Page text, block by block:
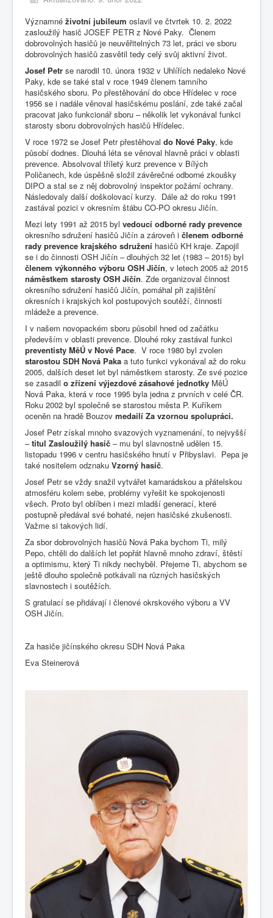
Významné životní jubileum oslavil ve čtvrtek 10. 2. 2022
zasloužilý hasič JOSEF PETR z Nové Paky. Členem
dobrovolných hasičů je neuvěřitelných 73 let, práci ve sboru
dobrovolných hasičů zasvětil tedy celý svůj aktivní život.
Josef Petr se narodil 10. února 1932 v Uhlířích nedaleko Nové
Paky, kde se také stal v roce 1949 členem tamního
hasičského sboru. Po přestěhování do obce Hřídelec v roce
1956 se i nadále věnoval hasičskému poslání, zde také začal
pracovat jako funkcionář sboru – několik let vykonával funkci
starosty sboru dobrovolných hasičů Hřídelec.
V roce 1972 se Josef Petr přestěhoval do Nové Paky, kde
působí dodnes. Dlouhá léta se věnoval hlavně práci v oblasti
prevence. Absolvoval tříletý kurz prevence v Bílých
Poličanech, kde úspěšně složil závěrečné odborné zkoušky
DIPO a stal se z něj dobrovolný inspektor požární ochrany.
Následovaly další doškolovací kurzy. Dále až do roku 1991
zastával pozici v okresním štábu CO-PO okresu Jičín.
Mezi lety 1991 až 2015 byl vedoucí odborné rady prevence
okresního sdružení hasičů Jičín a zároveň i členem odborné
rady prevence krajského sdružení hasičů KH kraje. Zapojil
se i do činnosti OSH Jičín – dlouhých 32 let (1983 – 2015) byl
členem výkonného výboru OSH Jičín, v letech 2005 až 2015
náměstkem starosty OSH Jičín. Zde organizoval činnost
okresního sdružení hasičů Jičín, pomáhal při zajištění
okresních i krajských kol postupových soutěží, činnosti
mládeže a prevence.
I v našem novopackém sboru působil hned od začátku
především v oblasti prevence. Dlouhé roky zastával funkci
preventisty MěÚ v Nové Pace. V roce 1980 byl zvolen
starostou SDH Nová Paka a tuto funkci vykonával až do roku
2005, dalších deset let byl náměstkem starosty. Ze své pozice
se zasadil o zřízení výjezdové zásahové jednotky MěÚ
Nová Paka, která v roce 1995 byla jedna z prvních v celé ČR.
Roku 2002 byl společně se starostou města P. Kuříkem
oceněn na hradě Bouzov medailí Za vzornou spolupráci.
Josef Petr získal mnoho svazových vyznamenání, to nejvyšší
–titul Zasloužilý hasič – mu byl slavnostně udělen 15.
listopadu 1996 v centru hasičského hnutí v Přibyslavi. Pepa je
také nositelem odznaku Vzorný hasič.
Josef Petr se vždy snažil vytvářet kamarádskou a přátelskou
atmosféru kolem sebe, problémy vyřešit ke spokojenosti
všech. Proto byl oblíben i mezi mladší generací, které
postupně předával své bohaté, nejen hasičské zkušenosti.
Važme si takových lidí.
Za sbor dobrovolných hasičů Nová Paka bychom Ti, milý
Pepo, chtěli do dalších let popřát hlavně mnoho zdraví, štěstí
a optimismu, který Ti nikdy nechyběl. Přejeme Ti, abychom se
ještě dlouho společně potkávali na různých hasičských
slavnostech i soutěžích.
S gratulací se přidávají i členové okrskového výboru a VV
OSH Jičín.
Za hasiče jičínského okresu SDH Nová Paka
Eva Steinerová